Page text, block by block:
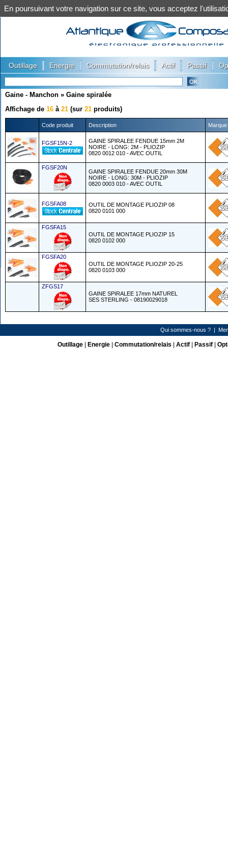
Outillage Energie Commutation/relais Actif Passif
Gaine - Manchon » Gaine spiralée
Affichage de 16 à 21 (sur 21 produits)
Code produit Description Marque
FGSF15N-2
GAINE SPIRALEE FENDUE 15mm 2M
NOIRE - LONG: 2M - PLIOZIP
0820 0012 010 - AVEC OUTIL
FGSF20N
GAINE SPIRALEE FENDUE 20mm 30M
NOIRE - LONG: 30M - PLIOZIP
0820 0003 010 - AVEC OUTIL
FGSFA08
OUTIL DE MONTAGE PLIOZIP 08
0820 0101 000
FGSFA15
OUTIL DE MONTAGE PLIOZIP 15
0820 0102 000
FGSFA20
OUTIL DE MONTAGE PLIOZIP 20-25
0820 0103 000
ZFGS17
GAINE SPIRALEE 17mm NATUREL
SES STERLING - 08190029018
Qui sommes-nous ? |
Outillage| Energie| Commutation/relais Actif| Passif|
En poursuivant votre navigation sur ce site, vous acceptez